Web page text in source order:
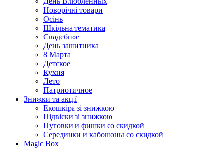
Новорічні товари
Осінь
Шкільна тематика
Свадебное
День защитника
8 Марта
Детское
Кухня
Лето
Патриотичное
Знижки та акції
Екошкіра зі знижкою
Підвіски зі знижкою
Пуговки и фишки со скидкой
Серединки и кабошоны со скидкой
Magic Box